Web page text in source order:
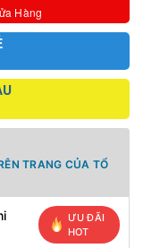
Hàng
TRANG CỦA TỔ
ƯU ĐÃI
HOT